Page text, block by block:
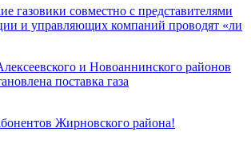
газовики совместно с представителями
и управляющих компаний проводят «ли
и Новоаннинского районов
поставка газа
Жирновского района!